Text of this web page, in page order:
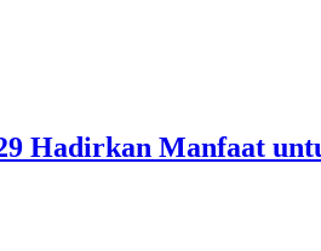
Hadirkan Manfaat